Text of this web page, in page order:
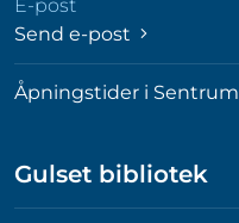
E-post
Send e-post
Åpningstider i Sentrum
Gulset bibliotek